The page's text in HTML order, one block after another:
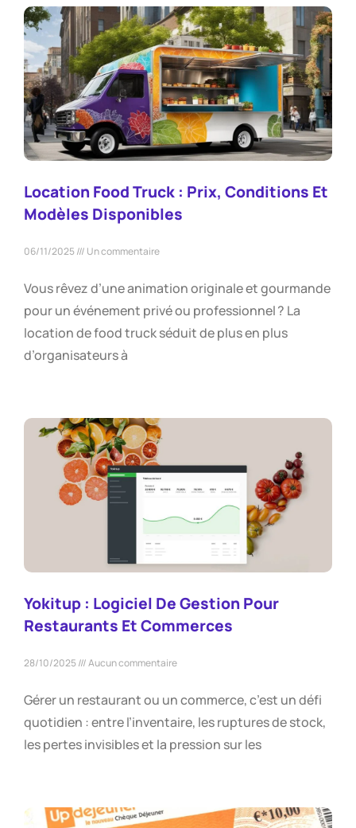
Location Food Truck : Prix, Conditions Et
Modèles Disponibles
06/11/2025 Un commentaire
Vous rêvez d’une animation originale et gourmande
pour un événement privé ou professionnel ? La
location de food truck séduit de plus en plus
d’organisateurs à
Yokitup : Logiciel De Gestion Pour
Restaurants Et Commerces
28/10/2025 Aucun commentaire
Gérer un restaurant ou un commerce, c’est un défi
quotidien : entre l’inventaire, les ruptures de stock,
les pertes invisibles et la pression sur les